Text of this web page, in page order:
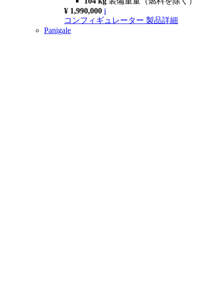
¥ 1,990,000 i
コンフィギュレーター 製品詳細
Panigale